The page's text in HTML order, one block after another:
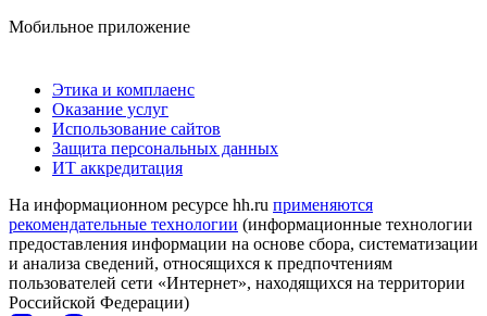
Мобильное приложение
Этика и комплаенс
Оказание услуг
Использование сайтов
Защита персональных данных
ИТ аккредитация
На информационном ресурсе hh.ru применяются
рекомендательные технологии (информационные технологии
предоставления информации на основе сбора, систематизации
и анализа сведений, относящихся к предпочтениям
пользователей сети «Интернет», находящихся на территории
Российской Федерации)